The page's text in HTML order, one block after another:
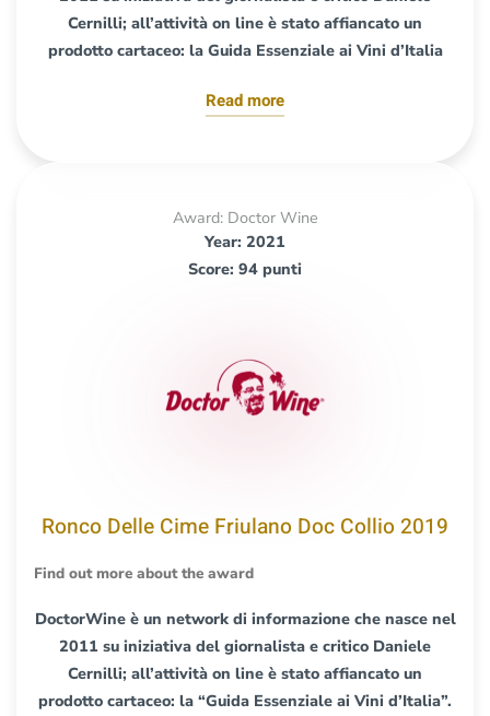
Cernilli; all’attività on line è stato affiancato un
prodotto cartaceo: la Guida Essenziale ai Vini d’Italia
Read more
Award: Doctor Wine
Year: 2021
Score: 94 punti
Ronco Delle Cime Friulano Doc Collio 2019
Find out more about the award
DoctorWine è un network di informazione che nasce nel
2011 su iniziativa del giornalista e critico Daniele
Cernilli; all’attività on line è stato affiancato un
prodotto cartaceo: la “Guida Essenziale ai Vini d’Italia”.